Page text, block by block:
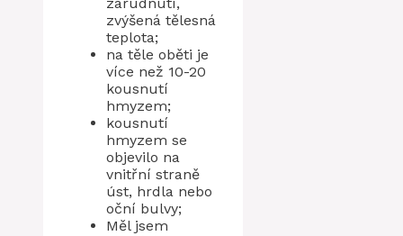
zarudnutí,
zvýšená tělesná
teplota;
na těle oběti je
více než 10-20
kousnutí
hmyzem;
kousnutí
hmyzem se
objevilo na
vnitřní straně
úst, hrdla nebo
oční bulvy;
Měl jsem